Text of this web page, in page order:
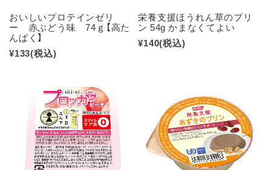
おいしいプロテインゼリ
ー 赤ぶどう味 74ｇ【高た
んぱく】
¥133(税込)
栄養支援ほうれん草のプリ
ン 54g かまなくてよい
¥140(税込)